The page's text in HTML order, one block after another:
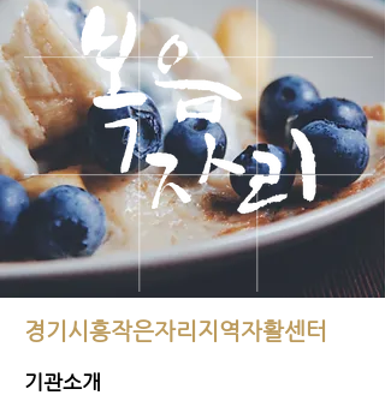
경기시흥작은자리지역자활센터
기관소개